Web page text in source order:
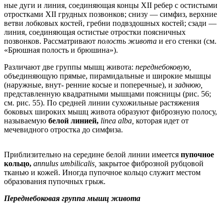
ные дуги и линия, соединяющая концы XII ребер с остистыми
отростками XII грудных позвонков; снизу — симфиз, верхние
ветви лобковых костей, гребни подвздошных костей; сзади —
линия, соединяющая остистые отростки поясничных
позвонков. Рассматривают полость живота и его стенки (см.
«Брюшная полость и брюшина»).
Различают две группы мышц живота: переднебоковую,
объединяющую прямые, пирамидальные и широкие мышцы
(наружные, внут- ренние косые и поперечные), изаднюю,
представленную квадратными мышцами поясницы (рис. 56;
см. рис. 55). По средней линии сухожильные растяжения
боковых широких мышц живота образуют фиброзную полосу,
называемую белой линией, linea alba, которая идет от
мечевидного отростка до симфиза.
Приблизительно на середине белой линии имеется пупочное
кольцо, annulus umbilicalis, закрытое фиброзной рубцовой
тканью и кожей. Иногда пупочное кольцо служит местом
образования пупочных грыж.
Переднебоковая группа мышц живота